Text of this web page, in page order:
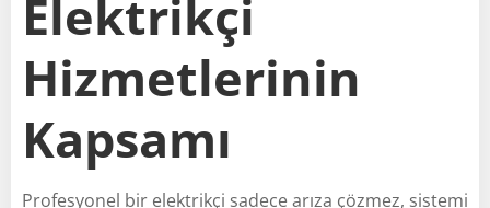
Elektrikçi
Hizmetlerinin
Kapsamı
Profesyonel bir elektrikçi sadece arıza çözmez, sistemi